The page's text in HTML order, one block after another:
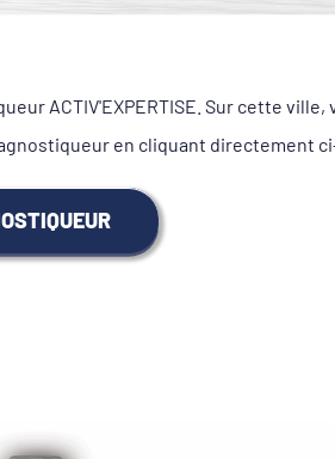
ACTIV'EXPERTISE. Sur cette
en cliquant directement